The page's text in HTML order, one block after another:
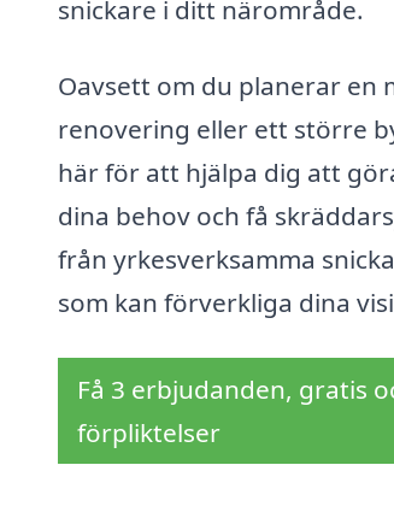
snickare i ditt närområde.
Oavsett om du planerar en
renovering eller ett större
här för att hjälpa dig att
dina behov och få
från yrkesverksamma
som kan förverkliga dina
Få 3 erbjudanden, gratis
förpliktelser